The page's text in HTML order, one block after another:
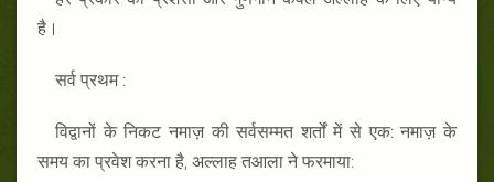
है।
सर्व प्रथम :
विद्वानों के निकट नमाज़ की सर्वसम्मत शर्तों में से एक: नमाज़ के
समय का प्रवेश करना है, अल्लाह तआला ने फरमाया: